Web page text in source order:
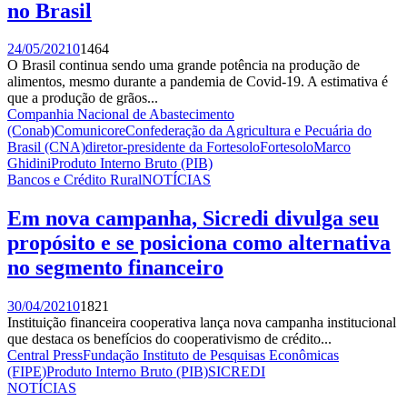
no Brasil
24/05/202101464
O Brasil continua sendo uma grande potência na produção de
alimentos, mesmo durante a pandemia de Covid-19. A estimativa é
que a produção de grãos...
Companhia Nacional de Abastecimento
(Conab)ComunicoreConfederação da Agricultura e Pecuária do
Brasil (CNA)diretor-presidente da FortesoloFortesoloMarco
GhidiniProduto Interno Bruto (PIB)
Bancos e Crédito RuralNOTÍCIAS
Em nova campanha, Sicredi divulga seu
propósito e se posiciona como alternativa
no segmento financeiro
30/04/202101821
Instituição financeira cooperativa lança nova campanha institucional
que destaca os benefícios do cooperativismo de crédito...
Central PressFundação Instituto de Pesquisas Econômicas
(FIPE)Produto Interno Bruto (PIB)SICREDI
NOTÍCIAS